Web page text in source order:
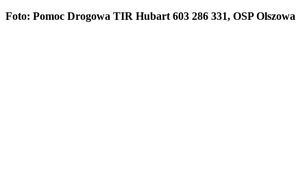
Foto: Pomoc Drogowa TIR Hubart 603 286 331, OSP Olszowa